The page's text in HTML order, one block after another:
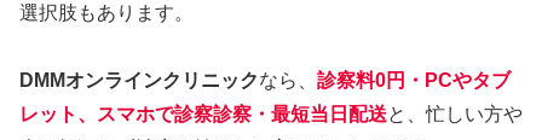
選択肢もあります。
DMMオンラインクリニックなら、 診察料0円・PCやタブ
レット、スマホで診察診察・最短当日配送と、忙しい方や